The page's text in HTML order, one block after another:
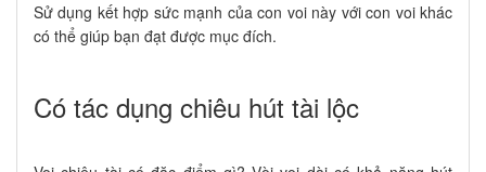
Sử dụng kết hợp sức mạnh của con voi này với con voi khác
có thể giúp bạn đạt được mục đích.
Có tác dụng chiêu hút tài lộc